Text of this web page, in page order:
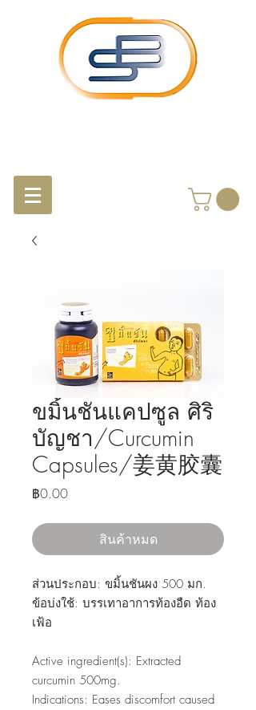
ขมิ้นชันแคปซูล ศิริ
บัญชา/Curcumin
Capsules/姜黄胶囊
฿0.00ราคา
สินค้าหมด
ส่วนประกอบ: ขมิ้นชันผง 500 มก.
ข้อบ่งใช้: บรรเทาอาการท้องอืด ท้อง
เฟ้อ
Active ingredient(s): Extracted
curcumin 500mg.
Indications: Eases discomfort caused